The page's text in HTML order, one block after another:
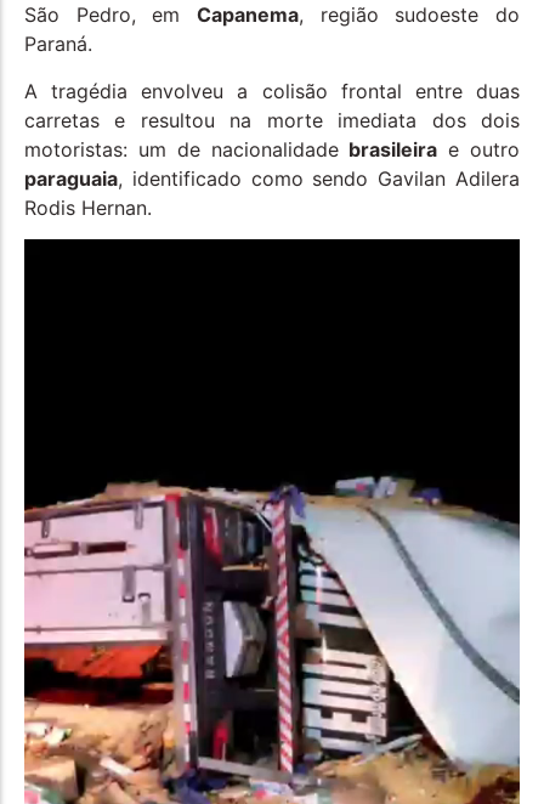
São Pedro, em Capanema, região sudoeste do
Paraná.
A tragédia envolveu a colisão frontal entre duas
carretas e resultou na morte imediata dos dois
motoristas: um de nacionalidade brasileira e outro
paraguaia, identificado como sendo Gavilan Adilera
Rodis Hernan.